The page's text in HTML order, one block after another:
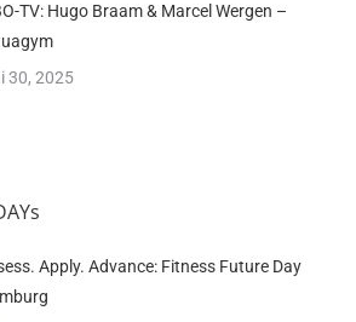
TV: Hugo Braam & Marcel Wergen –
30, 2025
Apply. Advance: Fitness Future Day